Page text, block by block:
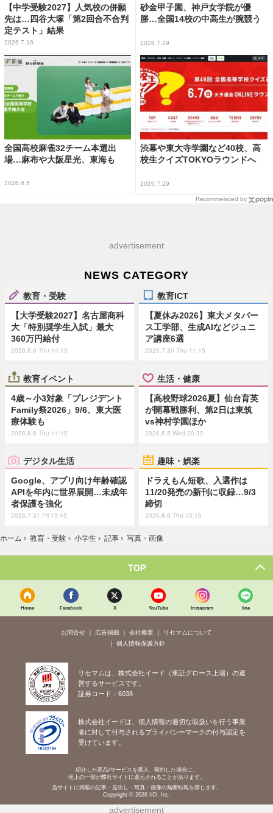
【中学受験2027】人気校の併願
先は…四谷大塚「第2回合不合判
定テスト」結果
2026.7.16
砂金甲子園、神戸女学院が優
勝…全国14校の中高生が腕競う
2026.7.29
全国高校麻雀32チーム本選出
場…麻布や大阪星光、東海も
2026.8.5
渋幕や東大寺学園など40校、高
校生クイズTOKYOラウンドへ
2026.7.29
Recommended by
advertisement
NEWS CATEGORY
教育・受験
【大学受験2027】名古屋商科
大「特別奨学生入試」最大
360万円給付
2026.8.6 Thu 14:15
教育ICT
【夏休み2026】東大メタバー
ス工学部、生成AIなどジュニ
ア講座6選
2026.7.30 Thu 11:15
教育イベント
4歳～小3対象「プレジデント
Family祭2026」9/6、東大医
療体験も
2026.8.6 Thu 11:15
生活・健康
【高校野球2026夏】仙台育英
が開幕戦勝利、第2日は東筑
vs神村学園ほか
2026.8.5 Wed 20:32
デジタル生活
Google、アプリ向け年齢確認
APIを年内に世界展開…未成年
者保護を強化
2026.7.31 Fri 13:45
趣味・娯楽
ドラえもん短歌、入選作は
11/20発売の新刊に収録…9/3
締切
2026.8.6 Thu 15:15
ホーム › 教育・受験 › 小学生 › 記事 › 写真・画像
TOP
Home Facebook X YouTube Instagram line
お問合せ 広告掲載 会社概要
リセマムについて
個人情報保護方針
リセマムは、株式会社イード（東証グロース上場）の運
営するサービスです。
証券コード：6038
株式会社イードは、個人情報の適切な取扱いを行う事業
者に対して付与されるプライバシーマークの付与認定を
受けています。
紹介した商品/サービスを購入、契約した場合に、
売上の一部が弊社サイトに還元されることがあります。
当サイトに掲載の記事・見出し・写真・画像の無断転載を禁じます。
Copyright © 2026 IID, Inc.
advertisement